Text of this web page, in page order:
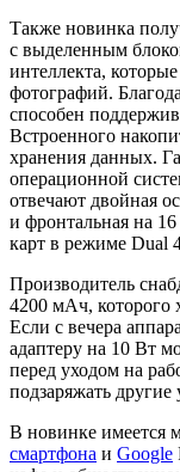
Также новинка
с выделенным
интеллекта,
фотографий.
способен
Встроенного
хранения данных.
операционной
отвечают двойная
и фронтальная на
карт в режиме Dual
Производитель
4200 мАч, которого
Если с вечера
адаптеру на 10 Вт
перед уходом на
подзаряжать другие
В новинке имеется
смартфона и Google